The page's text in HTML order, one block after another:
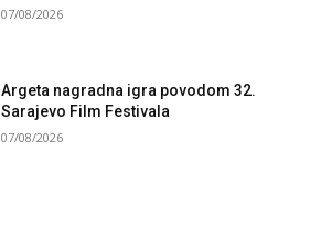
07/08/2026
Argeta nagradna igra povodom 32.
Sarajevo Film Festivala
07/08/2026